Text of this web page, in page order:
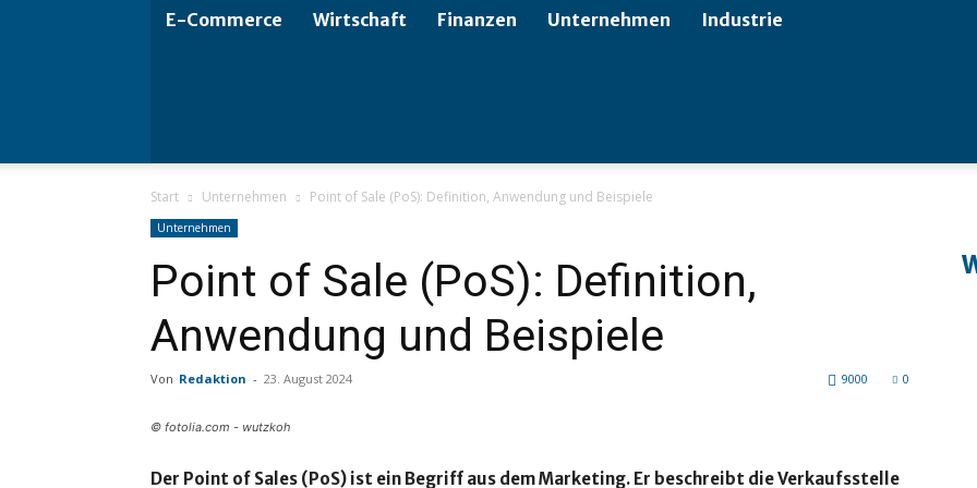
E-Commerce Wirtschaft Finanzen Unternehmen Industrie
Start Unternehmen Point of Sale (PoS): Definition, Anwendung und Beispiele
Unternehmen
Point of Sale (PoS): Definition,
Anwendung und Beispiele
Von Redaktion - 23. August 2024 0
9000
© fotolia.com - wutzkoh
Der Point of Sales (PoS) ist ein Begriff aus dem Marketing. Er beschreibt die Verkaufsstelle